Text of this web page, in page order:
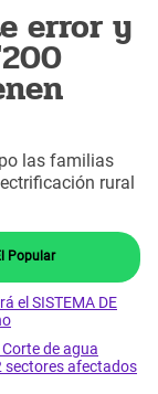
error y
las familias
rural
Popular
el SISTEMA DE
de agua
sectores afectados